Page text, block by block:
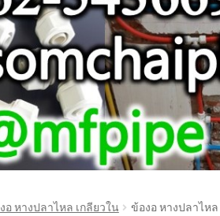
งอ หางปลาไหล เกลียวใน ข้องอ หางปลาไหล